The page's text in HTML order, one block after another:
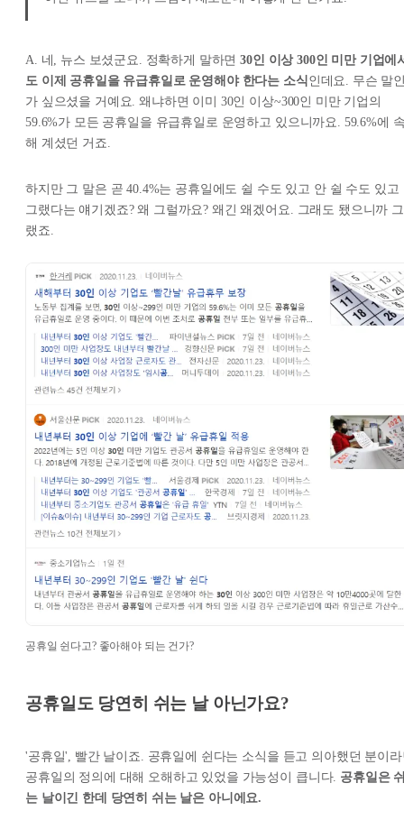
A. 네, 뉴스 보셨군요. 정확하게 말하면30인 이상 300인 미만 기업에
도 이제 공휴일을 유급휴일로 운영해야 한다는 소식 인데요. 무슨 말
가 싶으셨을 거예요. 왜냐하면 이미 30인 이상~300인 미만 기업의
59.6%가 모든 공휴일을 유급휴일로 운영하고 있으니까요. 59.6%에
해 계셨던 거죠.
하지만 그 말은 곧 40.4%는 공휴일에도 쉴 수도 있고 안 쉴 수도 있고
그랬다는 얘기겠죠? 왜 그럴까요? 왜긴 왜겠어요. 그래도 됐으니까 그
랬죠.
공휴일 쉰다고? 좋아해야 되는 건가?
공휴일도 당연히 쉬는 날 아닌가요?
'공휴일', 빨간 날이죠. 공휴일에 쉰다는 소식을 듣고 의아했던 분이
공휴일의 정의에 대해 오해하고 있었을 가능성이 큽니다. 공휴일은
는 날이긴 한데 당연히 쉬는 날은 아니에요.